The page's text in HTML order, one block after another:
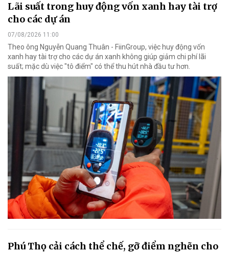
Lãi suất trong huy động vốn xanh hay tài trợ
cho các dự án
07/08/2026 11:00
Theo ông Nguyễn Quang Thuân - FiinGroup, việc huy động vốn
xanh hay tài trợ cho các dự án xanh không giúp giảm chi phí lãi
suất; mặc dù việc "tô điểm" có thể thu hút nhà đầu tư hơn.
Phú Thọ cải cách thể chế, gỡ điểm nghẽn cho